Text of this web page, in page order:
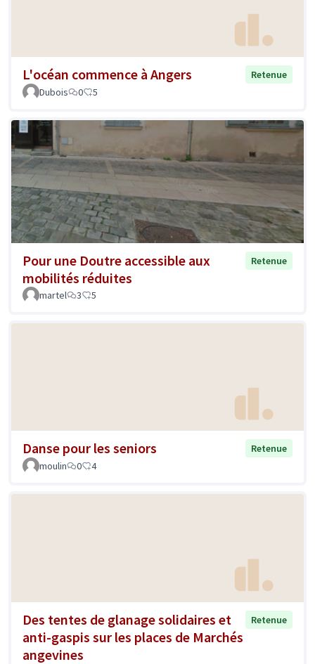
L'océan commence à Angers
Retenue
Dubois
0 5
Pour une Doutre accessible aux
mobilités réduites
Retenue
martel 3 5
Danse pour les seniors
Retenue
moulin
0 4
Des tentes de glanage solidaires et
anti-gaspis sur les places de Marchés
angevines
Retenue